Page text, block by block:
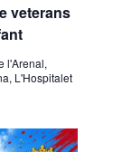
veterans
l'Arenal,
L'Hospitalet